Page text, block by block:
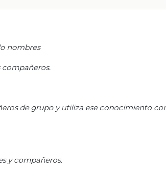
nombres
compañeros.
de grupo y utiliza ese conocimiento
y compañeros.